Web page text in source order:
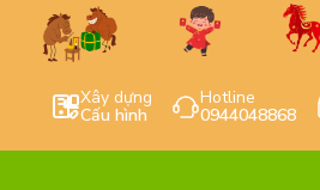
Xây dựng
Cấu hình
Hotline
0944048868